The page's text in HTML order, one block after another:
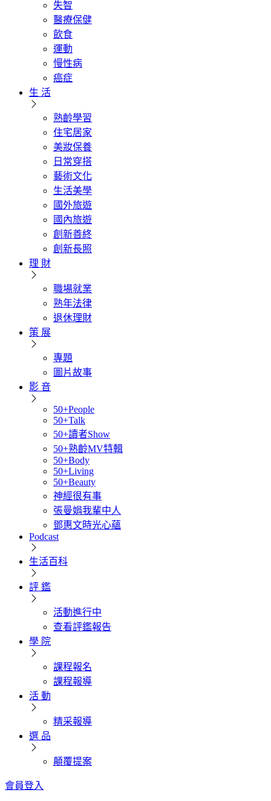
失智
醫療保健
飲食
運動
慢性病
癌症
生 活
熟齡學習
住宅居家
美妝保養
日常穿搭
藝術文化
生活美學
國外旅遊
國內旅遊
創新善終
創新長照
理 財
職場就業
熟年法律
退休理財
策 展
專題
圖片故事
影 音
50+People
50+Talk
50+讀者Show
50+熟齡MV特輯
50+Body
50+Living
50+Beauty
神經很有事
張曼娟我輩中人
鄧惠文時光心蘊
Podcast
生活百科
評 鑑
活動進行中
查看評鑑報告
學 院
課程報名
課程報導
活 動
精采報導
選 品
顛覆提案
會員登入